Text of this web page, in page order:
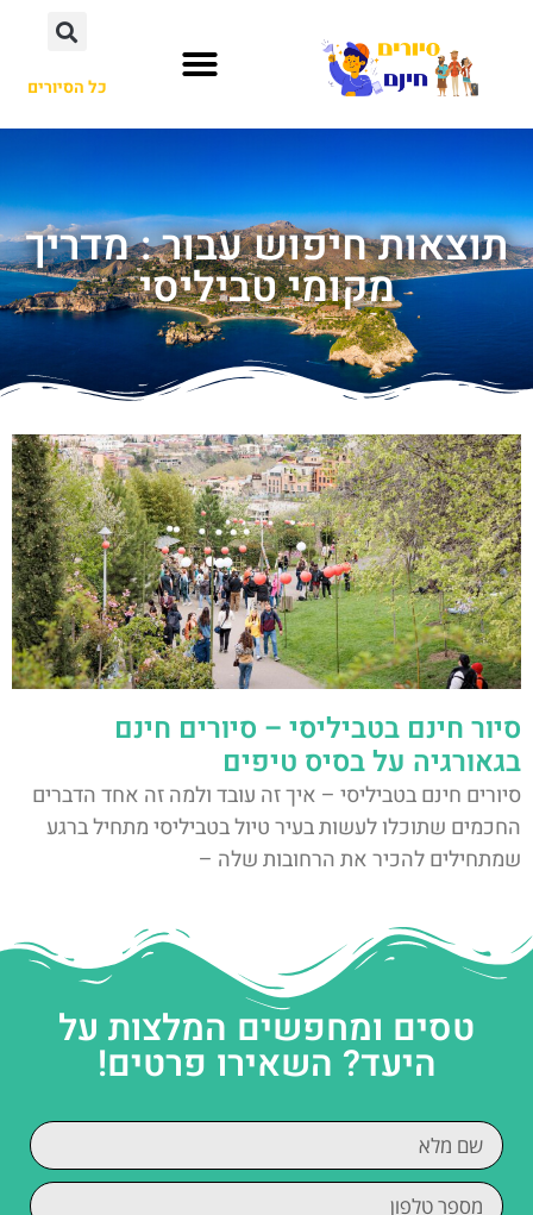
כל הסיורים
תוצאות חיפוש עבור : מדריך
מקומי טביליסי
סיור חינם בטביליסי – סיורים חינם
בגאורגיה על בסיס טיפים
סיורים חינם בטביליסי – איך זה עובד ולמה זה אחד הדברים
החכמים שתוכלו לעשות בעיר טיול בטביליסי מתחיל ברגע
שמתחילים להכיר את הרחובות שלה –
טסים ומחפשים המלצות על
היעד? השאירו פרטים!